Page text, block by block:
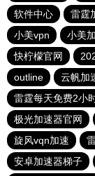
软件中心
雷霆
小美vpn
小美
快柠檬官网
outline
云帆加
雷霆每天免费2小
极光加速器官网
旋风vqn加速
安卓加速器梯子